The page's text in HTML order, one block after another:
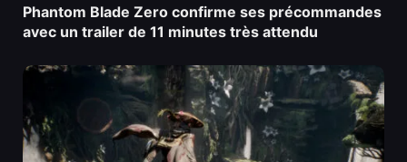
Phantom Blade Zero confirme ses précommandes
avec un trailer de 11 minutes très attendu